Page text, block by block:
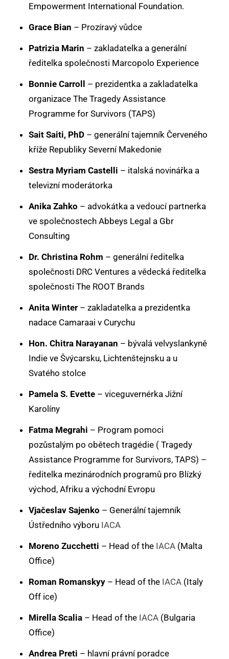
Empowerment International Foundation.
Grace Bian – Prozíravý vůdce
Patrizia Marin – zakladatelka a generální
ředitelka společnosti Marcopolo Experience
Bonnie Carroll – prezidentka a zakladatelka
organizace The Tragedy Assistance
Programme for Survivors (TAPS)
Sait Saiti, PhD – generální tajemník Červeného
kříže Republiky Severní Makedonie
Sestra Myriam Castelli – italská novinářka a
televizní moderátorka
Anika Zahko – advokátka a vedoucí partnerka
ve společnostech Abbeys Legal a Gbr
Consulting
Dr. Christina Rohm – generální ředitelka
společnosti DRC Ventures a vědecká ředitelka
společnosti The ROOT Brands
Anita Winter – zakladatelka a prezidentka
nadace Camaraai v Curychu
Hon. Chitra Narayanan – bývalá velvyslankyně
Indie ve Švýcarsku, Lichtenštejnsku a u
Svatého stolce
Pamela S. Evette – viceguvernérka Jižní
Karolíny
Fatma Megrahi – Program pomoci
pozůstalým po obětech tragédie ( Tragedy
Assistance Programme for Survivors, TAPS) –
ředitelka mezinárodních programů pro Blízký
východ, Afriku a východní Evropu
Vjačeslav Sajenko – Generální tajemník
Ústředního výboru IACA
Moreno Zucchetti – Head of the IACA (Malta
Office)
Roman Romanskyy – Head of the IACA (Italy
Off ice)
Mirella Scalia – Head of the IACA (Bulgaria
Office)
Andrea Preti – hlavní právní poradce